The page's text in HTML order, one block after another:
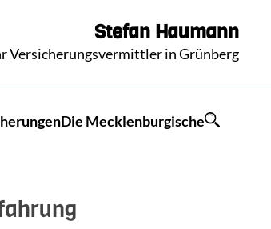
Stefan Haumann
Versicherungsvermittler in Grünberg
Die Mecklenburgische